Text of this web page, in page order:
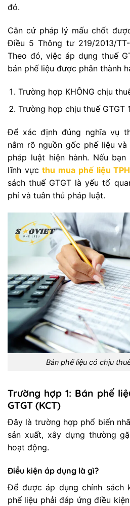
đó.
Căn cứ pháp lý mấu chốt
Điều 5 Thông tư 219/2013/
Theo đó, việc áp dụng thuế
bán phế liệu được phân thành
Trường hợp KHÔNG chịu
Trường hợp chịu thuế GTGT
Để xác định đúng nghĩa vụ
nắm rõ nguồn gốc phế liệu
pháp luật hiện hành. Nếu
lĩnh vựcthu mua phế liệu
sách thuế GTGT là yếu tố
phí và tuân thủ pháp luật.
Bán phế liệu có chịu
Trường hợp 1: Bán phế
GTGT (KCT)
Đây là trường hợp phổ biến
sản xuất, xây dựng thường
hoạt động.
Điều kiện áp dụng là gì?
Để được áp dụng chính sách
phế liệu phải đáp ứng điều